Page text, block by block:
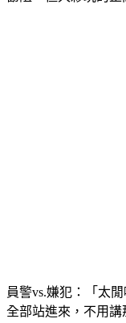
員警vs.嫌犯：「太